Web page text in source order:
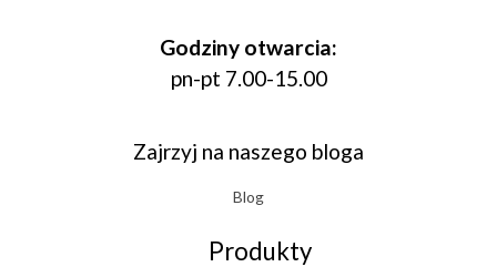
Godziny otwarcia:
pn-pt 7.00-15.00
Zajrzyj na naszego bloga
Blog
Produkty